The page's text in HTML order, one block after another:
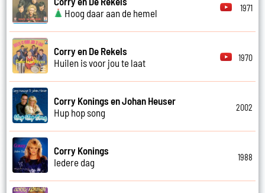
Hoog daar aan de hemel
1971
Corry en De Rekels
Huilen is voor jou te laat
1970
Corry Konings en Johan Heuser
Hup hop song
2002
Corry Konings
Iedere dag
1988